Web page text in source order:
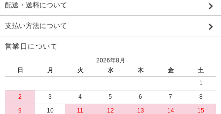
配送・送料について
支払い方法について
営業日について
2026年8月
日
月 火 水 木 金
土
1
2
3 4 5 6 7
8
9
10 11 12 13 14
15